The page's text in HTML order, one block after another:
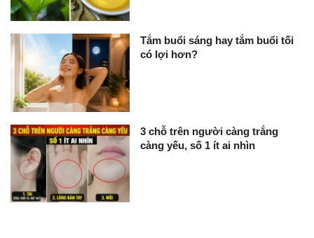
Tắm buổi sáng hay tắm buổi tối
có lợi hơn?
3 chỗ trên người càng trắng
càng yếu, số 1 ít ai nhìn